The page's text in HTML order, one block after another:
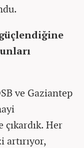
ve Gaziantep
çıkardık. Her
artırıyor,